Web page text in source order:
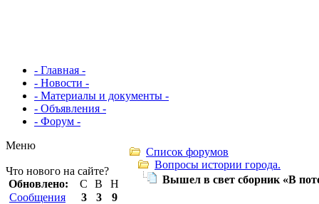
- Главная -
- Новости -
- Материалы и документы -
- Объявления -
- Форум -
Меню
Что нового на сайте?
Обновлено:
С В
Н
Сообщения
3 3
9
Список форумов
Вопросы истории города.
Вышел в свет сборник «В